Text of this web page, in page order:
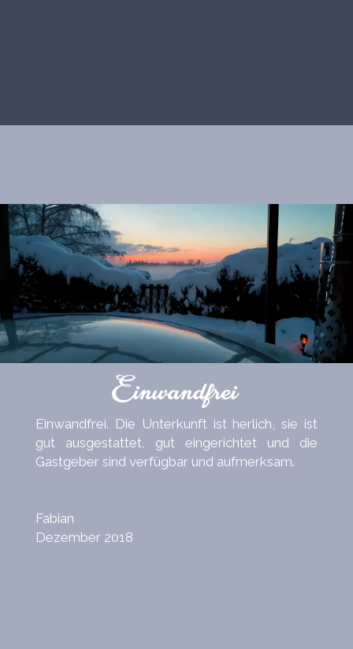
Einwandfrei
Einwandfrei. Die Unterkunft ist herlich, sie ist
gut ausgestattet, gut eingerichtet und die
Gastgeber sind verfügbar und aufmerksam.
Fabian
Dezember 2018